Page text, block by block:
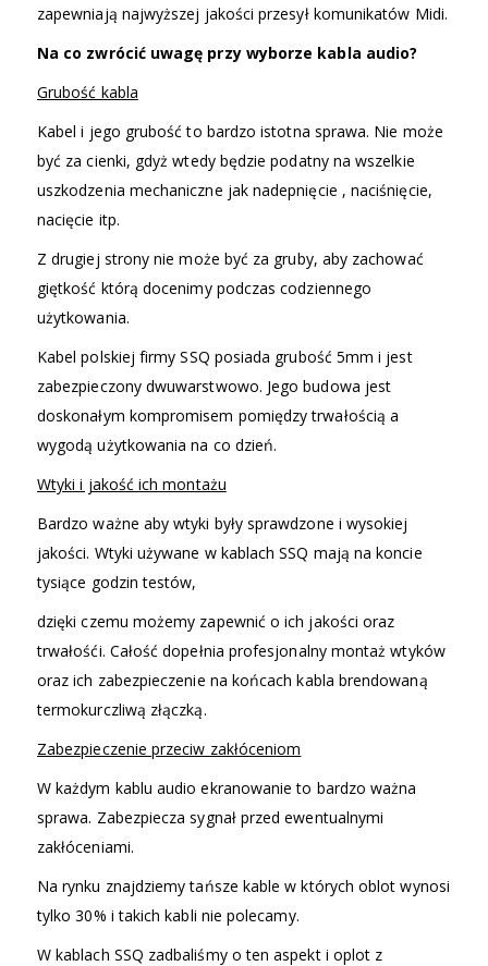
zapewniają najwyższej jakości przesył komunikatów Midi.
Na co zwrócić uwagę przy wyborze kabla audio?
Grubość kabla
Kabel i jego grubość to bardzo istotna sprawa. Nie może
być za cienki, gdyż wtedy będzie podatny na wszelkie
uszkodzenia mechaniczne jak nadepnięcie , naciśnięcie,
nacięcie itp.
Z drugiej strony nie może być za gruby, aby zachować
giętkość którą docenimy podczas codziennego
użytkowania.
Kabel polskiej firmy SSQ posiada grubość 5mm i jest
zabezpieczony dwuwarstwowo. Jego budowa jest
doskonałym kompromisem pomiędzy trwałością a
wygodą użytkowania na co dzień.
Wtyki i jakość ich montażu
Bardzo ważne aby wtyki były sprawdzone i wysokiej
jakości. Wtyki używane w kablach SSQ mają na koncie
tysiące godzin testów,
dzięki czemu możemy zapewnić o ich jakości oraz
trwałośći. Całość dopełnia profesjonalny montaż wtyków
oraz ich zabezpieczenie na końcach kabla brendowaną
termokurczliwą złączką.
Zabezpieczenie przeciw zakłóceniom
W każdym kablu audio ekranowanie to bardzo ważna
sprawa. Zabezpiecza sygnał przed ewentualnymi
zakłóceniami.
Na rynku znajdziemy tańsze kable w których oblot wynosi
tylko 30% i takich kabli nie polecamy.
W kablach SSQ zadbaliśmy o ten aspekt i oplot z